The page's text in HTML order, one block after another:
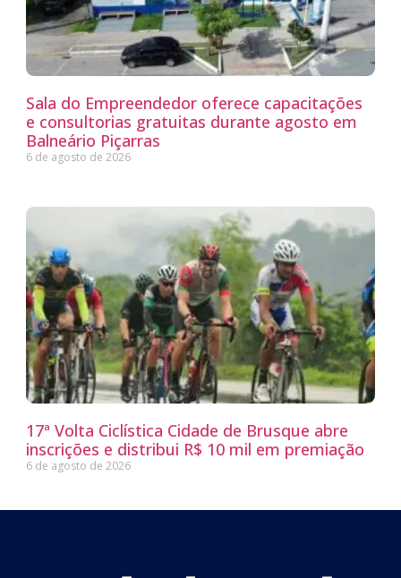
Sala do Empreendedor oferece capacitações
e consultorias gratuitas durante agosto em
Balneário Piçarras
6 de agosto de 2026
17ª Volta Ciclística Cidade de Brusque abre
inscrições e distribui R$ 10 mil em premiação
6 de agosto de 2026